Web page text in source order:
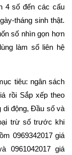
4 số đến các cấu
tháng sinh thật.
số nhìn gọn hơn
làm số liên hệ
tiêu: ngân sách
rồi Sắp xếp theo
di động, Đầu số và
trừ số trước khi
0969342017 giá
0961042017 giá